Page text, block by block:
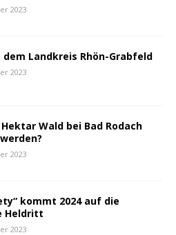
2023
Landkreis Rhön-Grabfeld
2023
Wald bei Bad Rodach
2023
kommt 2024 auf die
Heldritt
2023